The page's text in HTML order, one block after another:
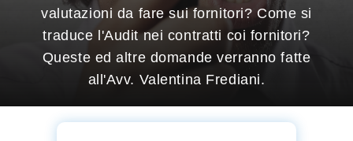
valutazioni da fare sui fornitori? Come si
traduce l'Audit nei contratti coi fornitori?
Queste ed altre domande verranno fatte
all'Avv. Valentina Frediani.